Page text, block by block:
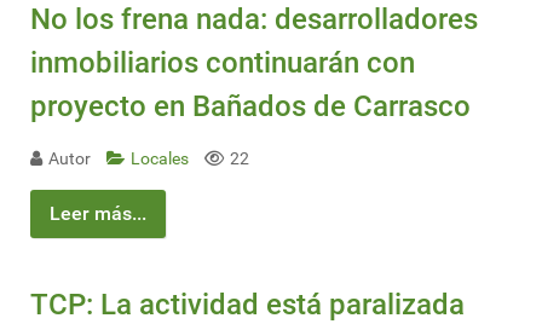
No los frena nada: desarrolladores
inmobiliarios continuarán con
proyecto en Bañados de Carrasco
Autor Locales 22
Leer más...
TCP: La actividad está paralizada